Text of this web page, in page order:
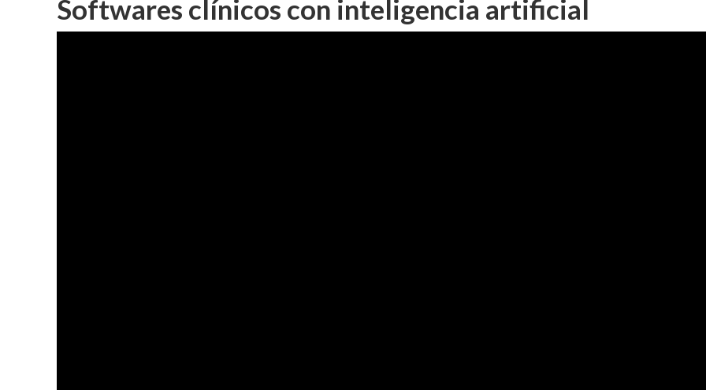
Softwares clínicos con inteligencia artificial